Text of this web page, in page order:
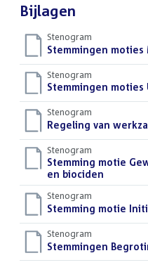
Bijlagen
Stenogram
Download
bestand:
Stemmingen moties
Stenogram
Download
bestand:
Stemmingen
Stenogram
Download
bestand:
Regeling van
Stenogram
Download
bestand:
Stemming motie
en biociden
Stenogram
Download
bestand:
Stemming motie
Stenogram
Download
bestand:
Stemmingen